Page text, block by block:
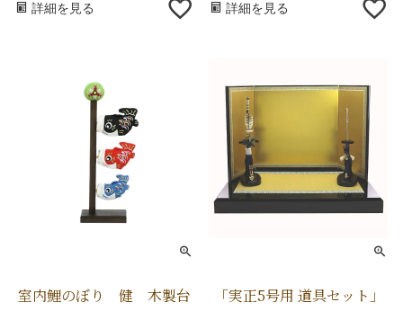
詳細を見る 詳細を見る
室内鯉のぼり 健 木製台 「実正5号用 道具セット」